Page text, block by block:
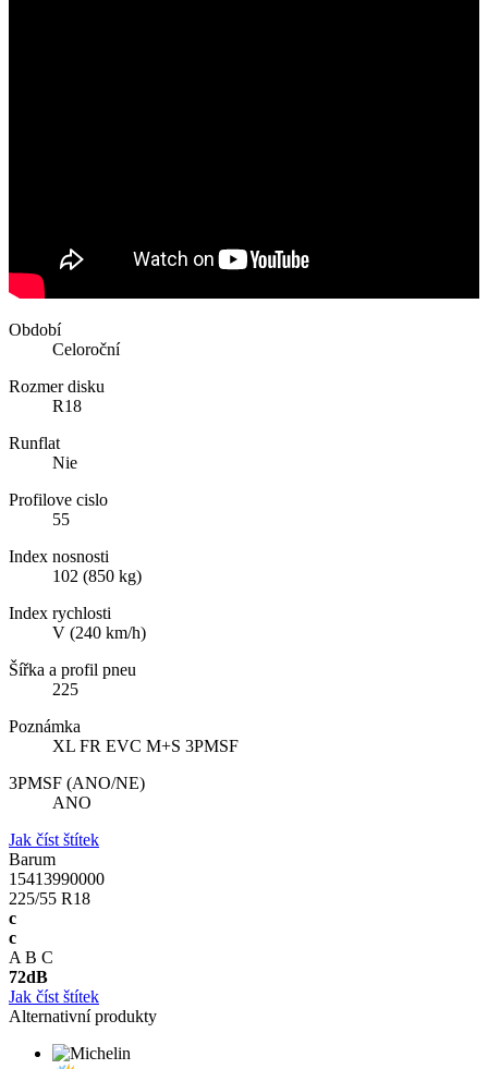
Období
Celoroční
Rozmer disku
R18
Runflat
Nie
Profilove cislo
55
Index nosnosti
102 (850 kg)
Index rychlosti
V (240 km/h)
Šířka a profil pneu
225
Poznámka
XL FR EVC M+S 3PMSF
3PMSF (ANO/NE)
ANO
Jak číst štítek
Barum
15413990000
225/55 R18
c
c
A B C
72dB
Jak číst štítek
Alternativní produkty